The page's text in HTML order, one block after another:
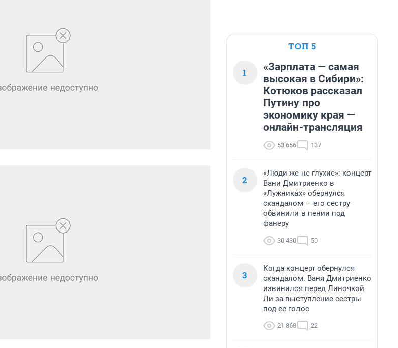
ТОП 5
1
«Зарплата — самая
высокая в Сибири»:
Котюков рассказал
Путину про
экономику края —
онлайн-трансляция
53 656 137
2
«Люди же не глухие»: концерт
Вани Дмитриенко в
«Лужниках» обернулся
скандалом — его сестру
обвинили в пении под
фанеру
30 430 50
3
Когда концерт обернулся
скандалом. Ваня Дмитриенко
извинился перед Линочкой
Ли за выступление сестры
под ее голос
21 868 22